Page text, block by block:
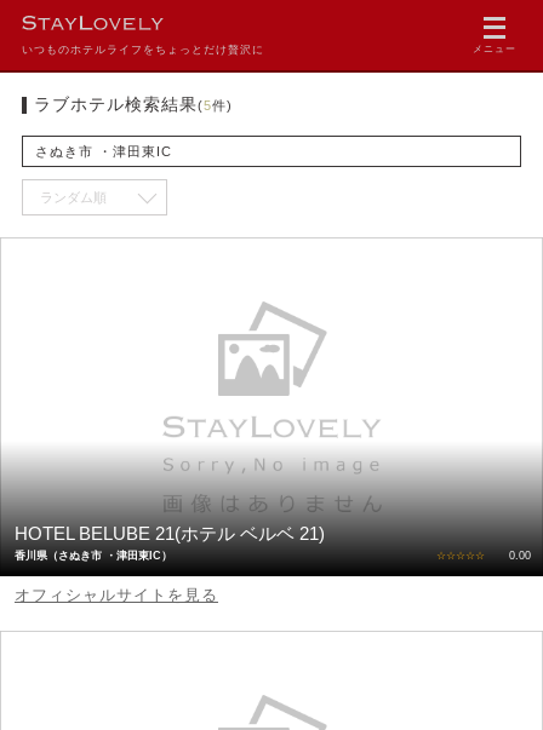
いつものホテルライフをちょっとだけ贅沢に メニュー
ラブホテル検索結果(5件)
さぬき市 ・津田東IC
HOTEL BELUBE 21(ホテル ベルベ 21)
香川県（さぬき市 ・津田東IC） ☆☆☆☆☆ 0.00
オフィシャルサイトを見る